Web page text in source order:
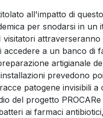
all'impatto di
per snodarsi in
a un banco di
artigianale
prevedono
patogene invisibili
del progetto
ai farmaci